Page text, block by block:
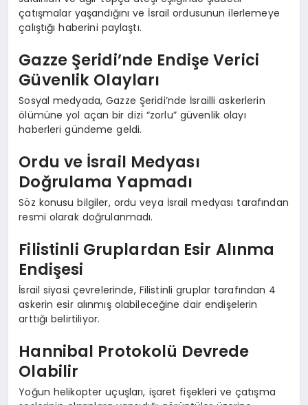
çatışmalar yaşandığını ve İsrail ordusunun ilerlemeye
çalıştığı haberini paylaştı.
Gazze Şeridi’nde Endişe Verici
Güvenlik Olayları
Sosyal medyada, Gazze Şeridi’nde İsrailli askerlerin
ölümüne yol açan bir dizi “zorlu” güvenlik olayı
haberleri gündeme geldi.
Ordu ve İsrail Medyası
Doğrulama Yapmadı
Söz konusu bilgiler, ordu veya İsrail medyası tarafından
resmi olarak doğrulanmadı.
Filistinli Gruplardan Esir Alınma
Endişesi
İsrail siyasi çevrelerinde, Filistinli gruplar tarafından 4
askerin esir alınmış olabileceğine dair endişelerin
arttığı belirtiliyor.
Hannibal Protokolü Devrede
Olabilir
Yoğun helikopter uçuşları, işaret fişekleri ve çatışma